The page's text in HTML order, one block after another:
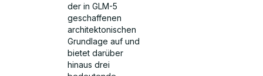
der in GLM-5
geschaffenen
architektonischen
Grundlage auf und
bietet darüber
hinaus drei